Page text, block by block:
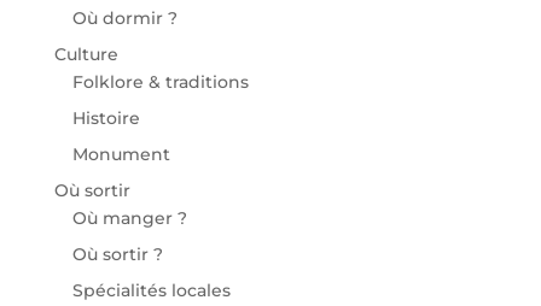
Où dormir ?
Culture
Folklore & traditions
Histoire
Monument
Où sortir
Où manger ?
Où sortir ?
Spécialités locales